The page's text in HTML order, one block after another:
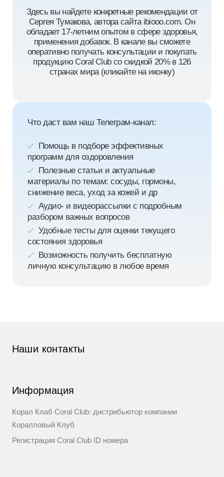
Здесь вы найдете конкретные рекомендации от
Сергея Тумакова, автора сайта ibiooo.com. Он
обладает 17-летним опытом в сфере здоровья,
применения добавок. В канале вы сможете
оперативно получать консультации и покупать
продукцию Coral Club со скидкой 20% в 126
странах мира (кликайте на иконку)
Что даст вам наш Телеграм-канал:
Помощь в подборе эффективных
программ для оздоровления
Полезные статьи и актуальные
материалы по темам: сосуды, гормоны,
снижение веса, уход за кожей и др
Аудио- и видеорассылки с подробным
разбором важных вопросов
Удобные тесты для оценки текущего
состояния здоровья
Возможность получить бесплатную
личную консультацию в любое время
Наши контакты
Информация
Корал Клаб Coral Club: дистрибьютор компании
Коралловый Клуб
Регистрация Coral Club ID номера